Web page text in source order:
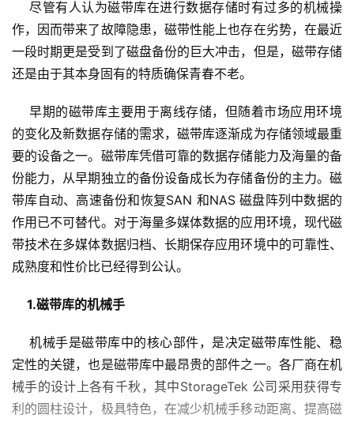
尽管有人认为磁带库在进行数据存储时有过多的机械操
作，因而带来了故障隐患，磁带性能上也存在劣势，在最近
一段时期更是受到了磁盘备份的巨大冲击，但是，磁带存储
还是由于其本身固有的特质确保青春不老。
早期的磁带库主要用于离线存储，但随着市场应用环境
的变化及新数据存储的需求，磁带库逐渐成为存储领域最重
要的设备之一。磁带库凭借可靠的数据存储能力及海量的备
份能力，从早期独立的备份设备成长为存储备份的主力。磁
带库自动、高速备份和恢复SAN 和NAS 磁盘阵列中数据的
作用已不可替代。对于海量多媒体数据的应用环境，现代磁
带技术在多媒体数据归档、长期保存应用环境中的可靠性、
成熟度和性价比已经得到公认。
1.磁带库的机械手
机械手是磁带库中的核心部件，是决定磁带库性能、稳
定性的关键，也是磁带库中最昂贵的部件之一。各厂商在机
械手的设计上各有千秋，其中StorageTek 公司采用获得专
利的圆柱设计，极具特色，在减少机械手移动距离、提高磁